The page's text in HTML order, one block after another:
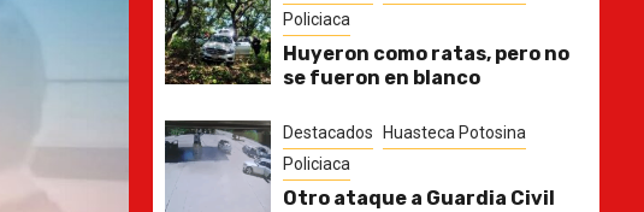
Policiaca
Huyeron como ratas, pero no
se fueron en blanco
Destacados
Huasteca Potosina
Policiaca
Otro ataque a Guardia Civil